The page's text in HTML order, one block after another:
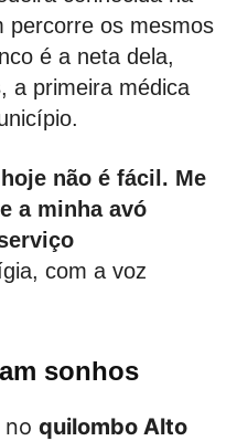
percorre os mesmos
é a neta dela,
, a primeira médica
não é fácil. Me
a minha avó
com a voz
sonhos
no quilombo Alto